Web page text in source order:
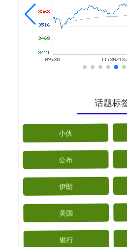
话题标
小伙
公布
伊朗
美国
银行